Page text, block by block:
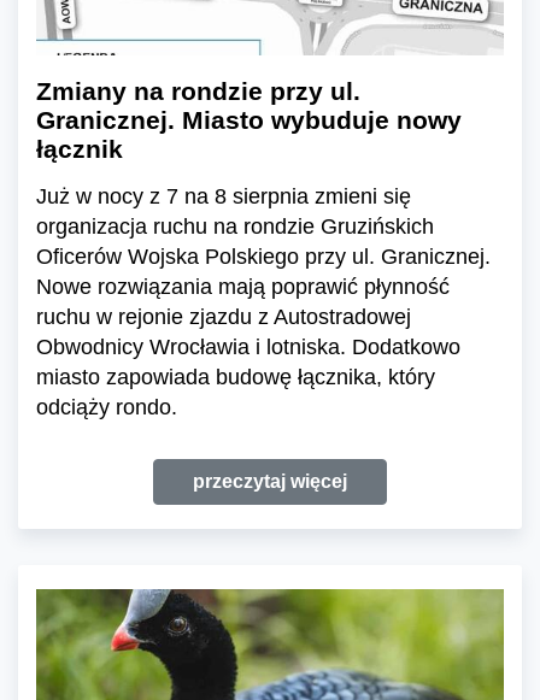
Zmiany na rondzie przy ul.
Granicznej. Miasto wybuduje nowy
łącznik
Już w nocy z 7 na 8 sierpnia zmieni się
organizacja ruchu na rondzie Gruzińskich
Oficerów Wojska Polskiego przy ul. Granicznej.
Nowe rozwiązania mają poprawić płynność
ruchu w rejonie zjazdu z Autostradowej
Obwodnicy Wrocławia i lotniska. Dodatkowo
miasto zapowiada budowę łącznika, który
odciąży rondo.
przeczytaj więcej